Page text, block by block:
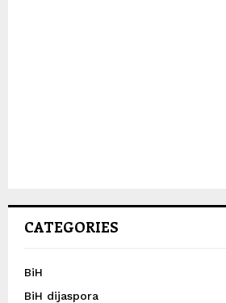
CATEGORIES
BiH
BiH dijaspora